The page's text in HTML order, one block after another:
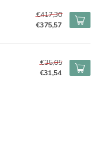
€417,30
€375,57
€35,05
€31,54